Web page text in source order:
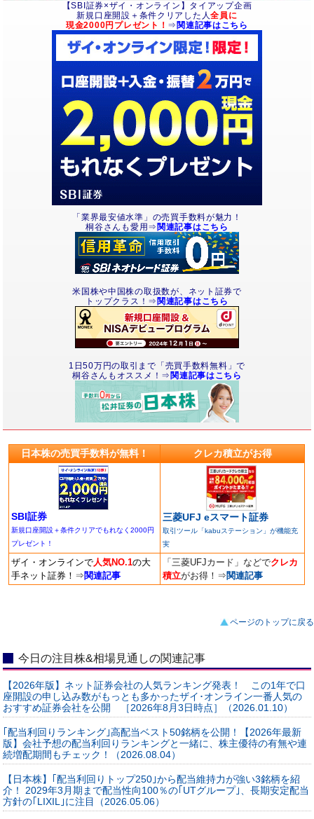
【SBI証券×ザイ・オンライン】タイアップ企画
新規口座開設＋条件クリアした人全員に
現金2000円プレゼント！ ⇒ 関連記事はこちら
「業界最安値水準」の売買手数料が魅力！
桐谷さんも愛用⇒ 関連記事はこちら
米国株や中国株の取扱数が、ネット証券で
トップクラス！⇒ 関連記事はこちら
1日50万円の取引まで「売買手数料無料」で
桐谷さんもオススメ！⇒ 関連記事はこちら
日本株の売買手数料が無料！ クレカ積立がお得
SBI証券
新規口座開設＋条件クリアでもれなく2000円
プレゼント！
三菱UFJ eスマート証券
取引ツール「kabuステーション」が機能充
実
ザイ・オンラインで人気NO.1の大
手ネット証券！ ⇒ 関連記事
「三菱UFJカード」などでクレカ
積立がお得！ ⇒ 関連記事
ページのトップに戻る
今日の注目株&相場見通しの関連記事
【2026年版】ネット証券会社の人気ランキング発表！ この1年で口
座開設の申し込み数がもっとも多かったザイ･オンライン一番人気の
おすすめ証券会社を公開 ［2026年8月3日時点］（2026.01.10）
｢配当利回りランキング｣高配当ベスト50銘柄を公開！【2026年最新
版】会社予想の配当利回りランキングと一緒に、株主優待の有無や連
続増配期間もチェック！（2026.08.04）
【日本株】｢配当利回りトップ250｣から配当維持力が強い3銘柄を紹
介！ 2029年3月期まで配当性向100％の｢UTグループ｣、長期安定配当
方針の｢LIXIL｣に注目（2026.05.06）